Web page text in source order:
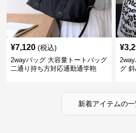
¥7,120 (税込)
2wayバッグ 大容量トートバッグ
二通り持ち方対応通勤通学鞄
¥
グ
新着アイテムの